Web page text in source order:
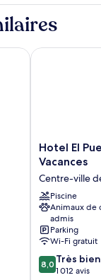
Hotel
El
by
Pierre
&
Vacances
Centre-
ville
de
Fuengirola
Hotel El
Vacances
Centre-ville
Piscine
Animaux de
admis
Parking
Wi-Fi gratuit
8.0
sur
8,0 Très bien
1 012 avis
Hotel El